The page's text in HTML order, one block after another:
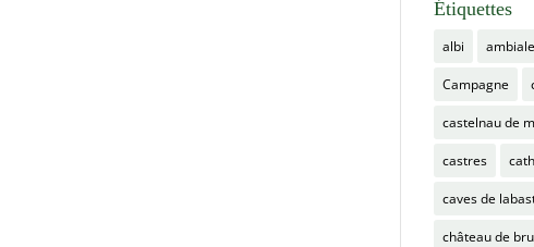
Étiquettes
albi
Campagne
castelnau de
castres
caves de
château de